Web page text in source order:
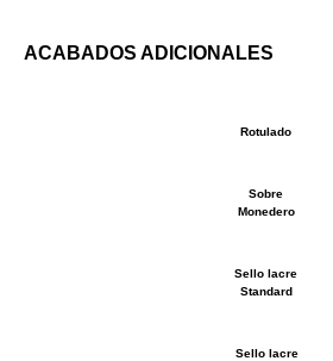
ACABADOS ADICIONALES
Rotulado
Sobre
Monedero
Sello lacre
Standard
Sello lacre